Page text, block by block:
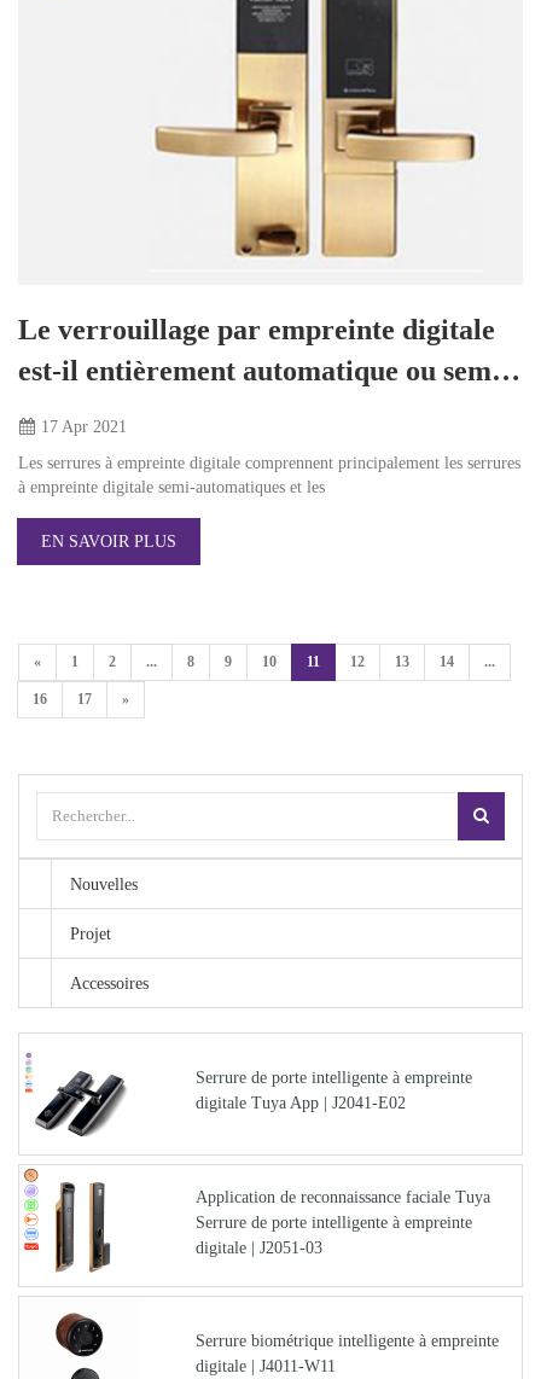
Le verrouillage par empreinte digitale
est-il entièrement automatique ou semi-
automatique ?
17 Apr 2021
Les serrures à empreinte digitale comprennent principalement les serrures
à empreinte digitale semi-automatiques et les
EN SAVOIR PLUS
« 1 2 ... 8 9 10 11 12 13 14 ...
16 17 »
Nouvelles
Projet
Accessoires
Serrure de porte intelligente à empreinte
digitale Tuya App | J2041-E02
Application de reconnaissance faciale Tuya
Serrure de porte intelligente à empreinte
digitale | J2051-03
Serrure biométrique intelligente à empreinte
digitale | J4011-W11